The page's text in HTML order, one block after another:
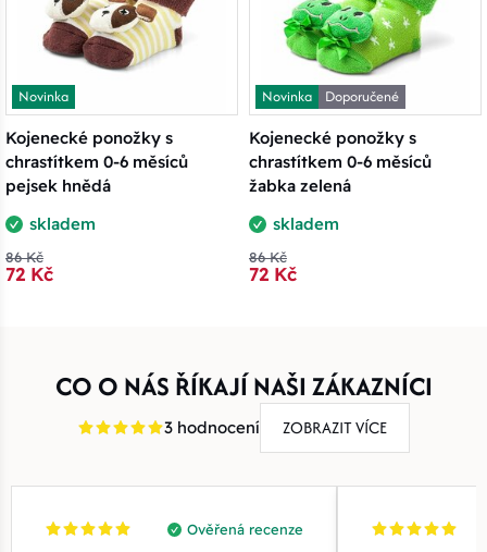
Novinka
Kojenecké ponožky s
chrastítkem 0-6 měsíců
pejsek hnědá
skladem
86 Kč
72 Kč
Novinka
Doporučené
Kojenecké ponožky s
chrastítkem 0-6 měsíců
žabka zelená
skladem
86 Kč
72 Kč
CO O NÁS ŘÍKAJÍ NAŠI ZÁKAZNÍCI
3 hodnocení ZOBRAZIT VÍCE
Ověřená recenze